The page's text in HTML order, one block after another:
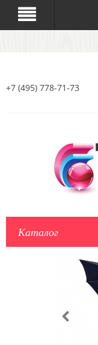
+7 (495) 778-71-73
Каталог